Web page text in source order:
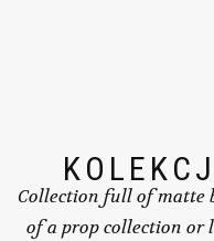
Collection full of matte
of a prop collection or